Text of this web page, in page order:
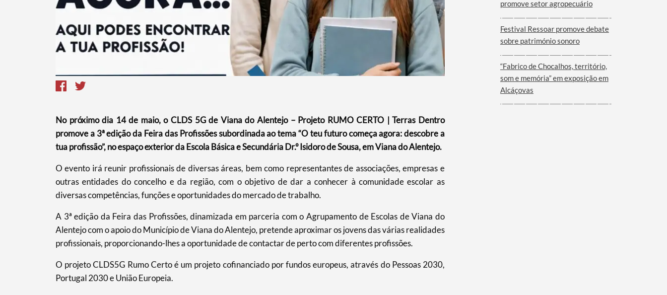
No próximo dia 14 de maio, o CLDS 5G de Viana do Alentejo – Projeto RUMO CERTO | Terras Dentro
promove a 3ª edição da Feira das Profissões subordinada ao tema “O teu futuro começa agora: descobre a
tua profissão”, no espaço exterior da Escola Básica e Secundária Dr.º Isidoro de Sousa, em Viana do Alentejo.
O evento irá reunir profissionais de diversas áreas, bem como representantes de associações, empresas e
outras entidades do concelho e da região, com o objetivo de dar a conhecer à comunidade escolar as
diversas competências, funções e oportunidades do mercado de trabalho.
A 3ª edição da Feira das Profissões, dinamizada em parceria com o Agrupamento de Escolas de Viana do
Alentejo com o apoio do Município de Viana do Alentejo, pretende aproximar os jovens das várias realidades
profissionais, proporcionando-lhes a oportunidade de contactar de perto com diferentes profissões.
O projeto CLDS5G Rumo Certo é um projeto cofinanciado por fundos europeus, através do Pessoas 2030,
Portugal 2030 e União Europeia.
promove setor agropecuário
Festival Ressoar promove debate
sobre património sonoro
“Fabrico de Chocalhos, território,
som e memória” em exposição em
Alcáçovas